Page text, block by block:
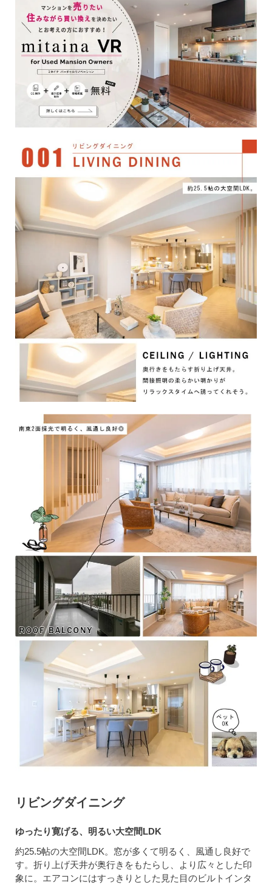
リビングダイニング
ゆったり寛げる、明るい大空間LDK
約25.5帖の大空間LDK。窓が多くて明るく、風通し良好で
す。折り上げ天井が奥行きをもたらし、より広々とした印
象に。エアコンにはすっきりとした見た目のビルトインタ